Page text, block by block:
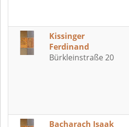
Kissinger
Ferdinand
Bürkleinstraße 20
Bacharach Isaak